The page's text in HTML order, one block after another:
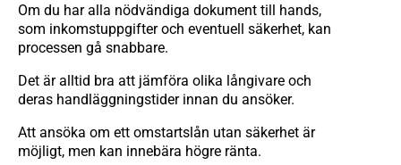
Om du har alla nödvändiga dokument till hands,
som inkomstuppgifter och eventuell säkerhet, kan
processen gå snabbare.
Det är alltid bra att jämföra olika långivare och
deras handläggningstider innan du ansöker.
Att ansöka om ett omstartslån utan säkerhet är
möjligt, men kan innebära högre ränta.